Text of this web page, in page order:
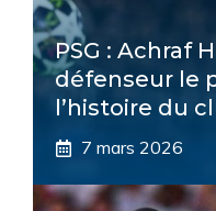
PSG : Achraf
défenseur le
l’histoire du
7 mars 2026